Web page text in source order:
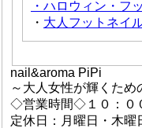
・ハロウィン・フ
・ 大人フットネイ
nail&aroma PiPi
～大人女性が輝くため
◇営業時間◇１０：０
定休日：月曜日・木曜